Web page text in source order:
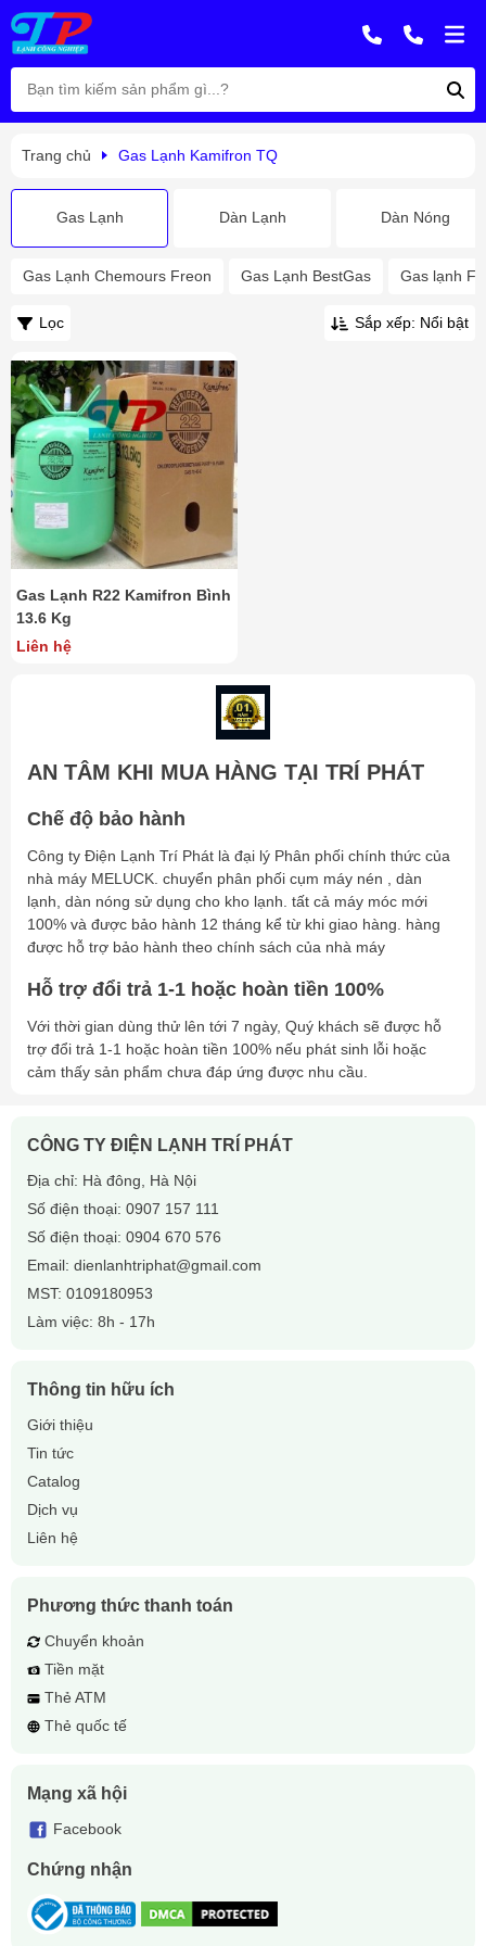
Trang chủ Gas Lạnh Kamifron TQ
Gas Lạnh Dàn Lạnh Dàn Nóng
Gas Lạnh Chemours Freon Gas Lạnh BestGas Gas lạnh
Lọc Sắp xếp: Nổi bật
Gas Lạnh R22 Kamifron Bình
13.6 Kg
Liên hệ
AN TÂM KHI MUA HÀNG TẠI TRÍ PHÁT
Chế độ bảo hành
Công ty Điện Lạnh Trí Phát là đại lý Phân phối chính thức của
nhà máy MELUCK. chuyển phân phối cụm máy nén , dàn
lạnh, dàn nóng sử dụng cho kho lạnh. tất cả máy móc mới
100% và được bảo hành 12 tháng kể từ khi giao hàng. hàng
được hỗ trợ bảo hành theo chính sách của nhà máy
Hỗ trợ đổi trả 1-1 hoặc hoàn tiền 100%
Với thời gian dùng thử lên tới 7 ngày, Quý khách sẽ được hỗ
trợ đổi trả 1-1 hoặc hoàn tiền 100% nếu phát sinh lỗi hoặc
cảm thấy sản phẩm chưa đáp ứng được nhu cầu.
CÔNG TY ĐIỆN LẠNH TRÍ PHÁT
Địa chỉ: Hà đông, Hà Nội
Số điện thoại: 0907 157 111
Số điện thoại: 0904 670 576
Email: dienlanhtriphat@gmail.com
MST: 0109180953
Làm việc: 8h - 17h
Thông tin hữu ích
Giới thiệu
Tin tức
Catalog
Dịch vụ
Liên hệ
Phương thức thanh toán
Chuyển khoản
Tiền mặt
Thẻ ATM
Thẻ quốc tế
Mạng xã hội
Facebook
Chứng nhận